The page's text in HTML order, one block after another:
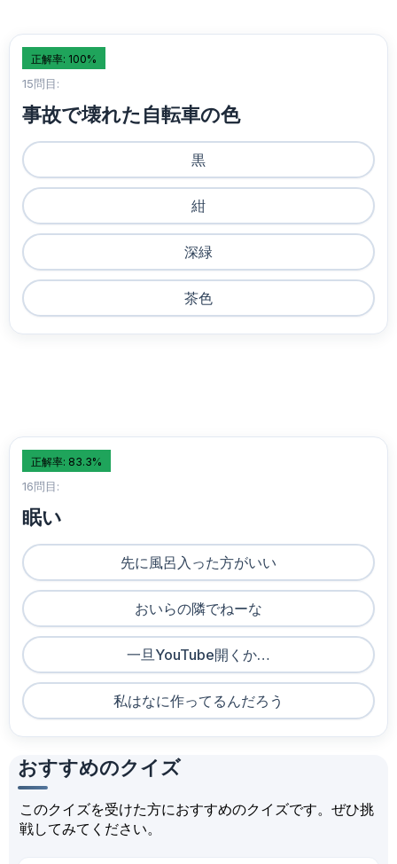
正解率: 100%
15問目:
事故で壊れた自転車の色
黒
紺
深緑
茶色
正解率: 83.3%
16問目:
眠い
先に風呂入った方がいい
おいらの隣でねーな
一旦YouTube開くか…
私はなに作ってるんだろう
おすすめのクイズ
このクイズを受けた方におすすめのクイズです。ぜひ挑
戦してみてください。